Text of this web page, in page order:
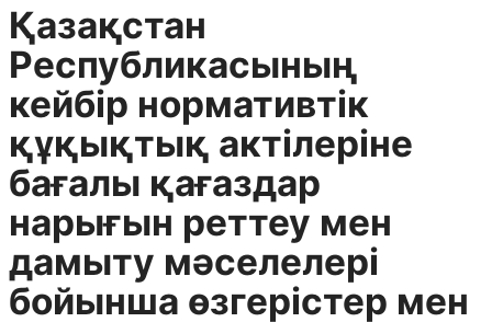
Қазақстан
Республикасының
кейбір нормативтік
құқықтық актілеріне
бағалы қағаздар
нарығын реттеу мен
дамыту мәселелері
бойынша өзгерістер мен